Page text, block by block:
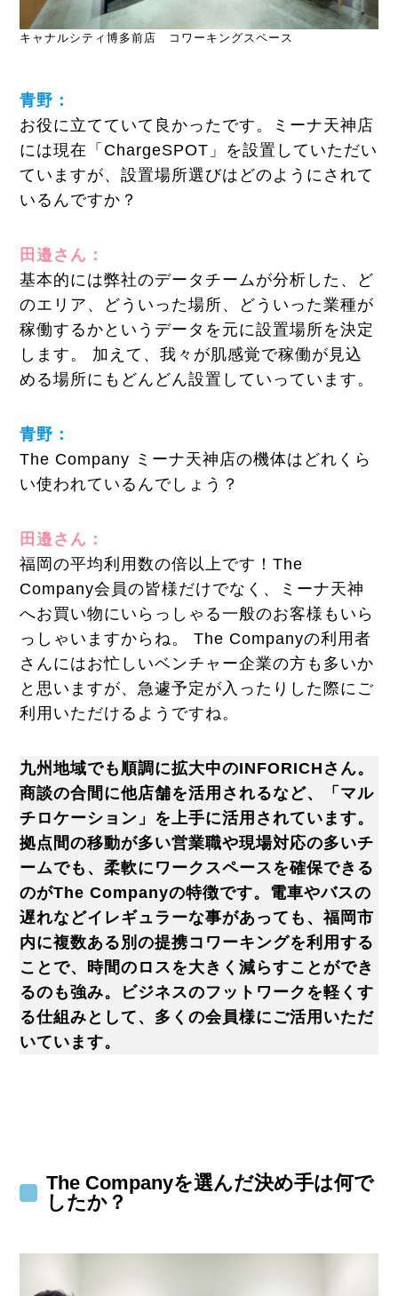
キャナルシティ博多前店 コワーキングスペース
青野：
お役に立てていて良かったです。ミーナ天神店
には現在「ChargeSPOT」を設置していただい
ていますが、設置場所選びはどのようにされて
いるんですか？
田邉さん：
基本的には弊社のデータチームが分析した、ど
のエリア、どういった場所、どういった業種が
稼働するかというデータを元に設置場所を決定
します。 加えて、我々が肌感覚で稼働が見込
める場所にもどんどん設置していっています。
青野：
The Company ミーナ天神店の機体はどれくら
い使われているんでしょう？
田邉さん：
福岡の平均利用数の倍以上です！The
Company会員の皆様だけでなく、ミーナ天神
へお買い物にいらっしゃる一般のお客様もいら
っしゃいますからね。 The Companyの利用者
さんにはお忙しいベンチャー企業の方も多いか
と思いますが、急遽予定が入ったりした際にご
利用いただけるようですね。
九州地域でも順調に拡大中のINFORICHさん。
商談の合間に他店舗を活用されるなど、「マル
チロケーション」を上手に活用されています。
拠点間の移動が多い営業職や現場対応の多いチ
ームでも、柔軟にワークスペースを確保できる
のがThe Companyの特徴です。電車やバスの
遅れなどイレギュラーな事があっても、福岡市
内に複数ある別の提携コワーキングを利用する
ことで、時間のロスを大きく減らすことができ
るのも強み。ビジネスのフットワークを軽くす
る仕組みとして、多くの会員様にご活用いただ
いています。
The Companyを選んだ決め手は何で
したか？